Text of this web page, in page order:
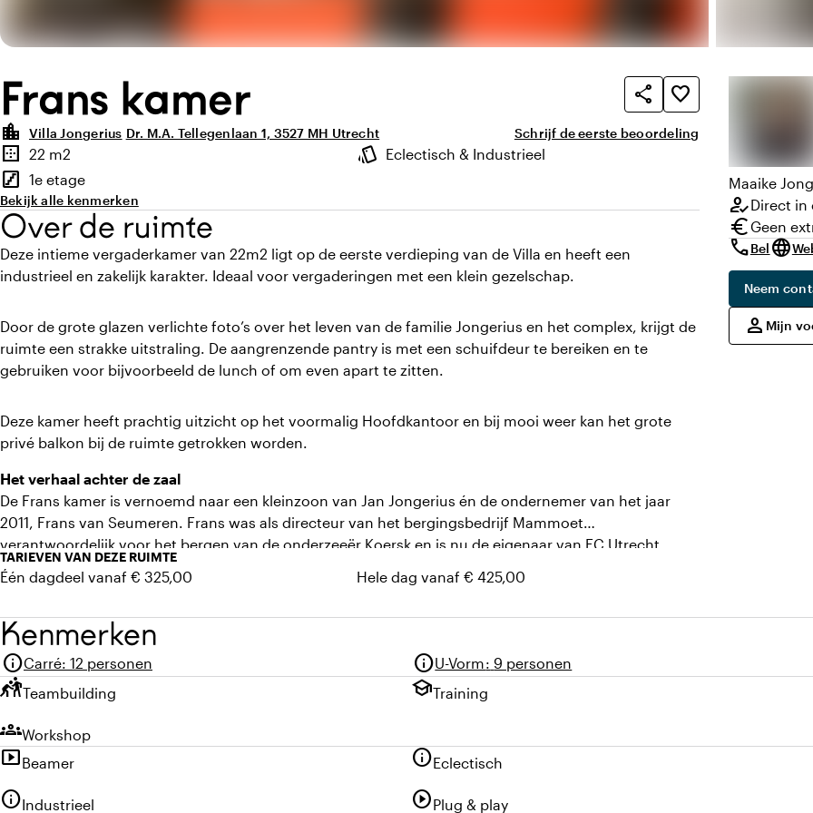
Frans kamer share
favorite_border
location_city
Villa Jongerius Dr. M.A. Tellegenlaan 1, 3527 MH Utrecht Schrijf de eerste beoordeling
Highlights
border_outer
Oppervlakte
22 m2 style
Sfeer en uitstraling
Eclectisch & Industrieel
stairs
Verdieping
1e etage
Bekijk alle kenmerken
Over de ruimte
Deze intieme vergaderkamer van 22m2 ligt op de eerste verdieping van de Villa en heeft een
industrieel en zakelijk karakter. Ideaal voor vergaderingen met een klein gezelschap.
Door de grote glazen verlichte foto’s over het leven van de familie Jongerius en het complex, krijgt de
ruimte een strakke uitstraling. De aangrenzende pantry is met een schuifdeur te bereiken en te
gebruiken voor bijvoorbeeld de lunch of om even apart te zitten.
Deze kamer heeft prachtig uitzicht op het voormalig Hoofdkantoor en bij mooi weer kan het grote
privé balkon bij de ruimte getrokken worden.
Het verhaal achter de zaal
De Frans kamer is vernoemd naar een kleinzoon van Jan Jongerius én de ondernemer van het jaar
2011, Frans van Seumeren. Frans was als directeur van het bergingsbedrijf Mammoet
verantwoordelijk voor het bergen van de onderzeeër Koersk en is nu de eigenaar van FC Utrecht.
TARIEVEN VAN DEZE RUIMTE
Één dagdeel vanaf € 325,00 Hele dag vanaf € 425,00
Maaike
how_to_regDirect in
euroGeen
callBellanguage
Neem
person Mijn
Kenmerken
infoCarré: 12 personen infoU-Vorm: 9 personen
sports_kabaddiTeambuilding schoolTraining
groupsWorkshop
smart_displayBeamer infoEclectisch
infoIndustrieel play_circlePlug & play